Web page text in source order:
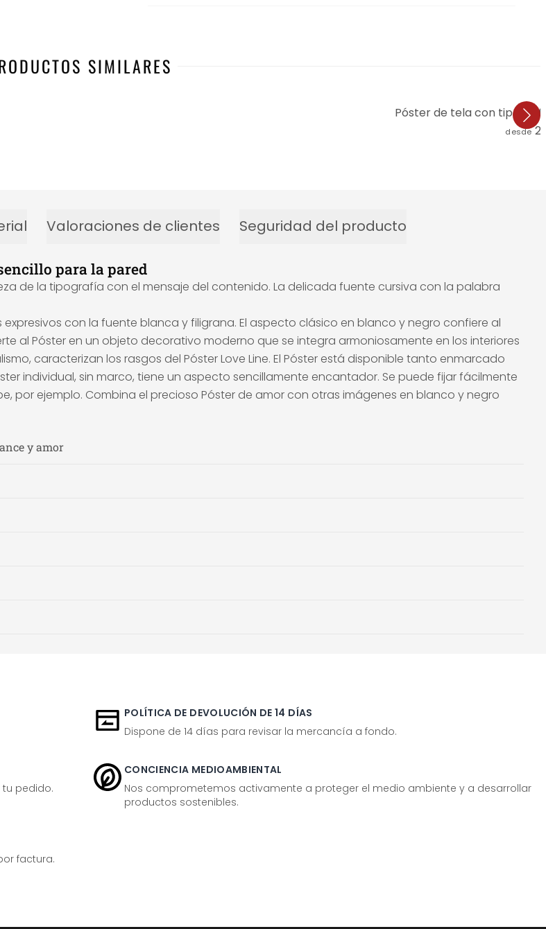
SIMILARES
Póster de tela con
desde
Valoraciones de clientes Seguridad del producto
para la pared
de la tipografía con el mensaje del contenido. La delicada fuente cursiva con la palabra
con la fuente blanca y filigrana. El aspecto clásico en blanco y negro confiere al
al Póster en un objeto decorativo moderno que se integra armoniosamente en los interiores
caracterizan los rasgos del Póster Love Line. El Póster está disponible tanto enmarcado
individual, sin marco, tiene un aspecto sencillamente encantador. Se puede fijar fácilmente
por ejemplo. Combina el precioso Póster de amor con otras imágenes en blanco y negro
y amor
POLÍTICA DE DEVOLUCIÓN DE 14 DÍAS
Dispone de 14 días para revisar la mercancía a fondo.
pedido.
CONCIENCIA MEDIOAMBIENTAL
Nos comprometemos activamente a proteger el medio ambiente y a desarrollar
productos sostenibles.
factura.